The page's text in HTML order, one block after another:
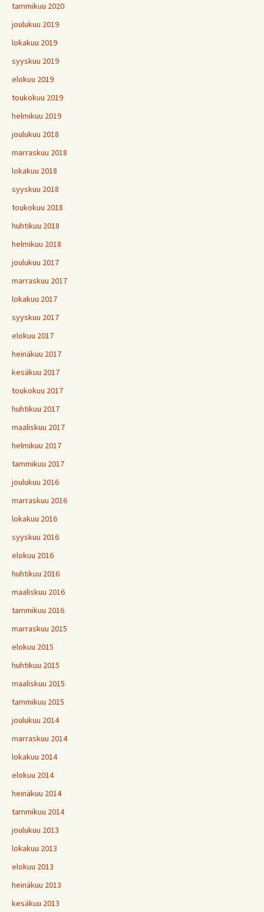
tammikuu 2020
joulukuu 2019
lokakuu 2019
syyskuu 2019
elokuu 2019
toukokuu 2019
helmikuu 2019
joulukuu 2018
marraskuu 2018
lokakuu 2018
syyskuu 2018
toukokuu 2018
huhtikuu 2018
helmikuu 2018
joulukuu 2017
marraskuu 2017
lokakuu 2017
syyskuu 2017
elokuu 2017
heinäkuu 2017
kesäkuu 2017
toukokuu 2017
huhtikuu 2017
maaliskuu 2017
helmikuu 2017
tammikuu 2017
joulukuu 2016
marraskuu 2016
lokakuu 2016
syyskuu 2016
elokuu 2016
huhtikuu 2016
maaliskuu 2016
tammikuu 2016
marraskuu 2015
elokuu 2015
huhtikuu 2015
maaliskuu 2015
tammikuu 2015
joulukuu 2014
marraskuu 2014
lokakuu 2014
elokuu 2014
heinäkuu 2014
tammikuu 2014
joulukuu 2013
lokakuu 2013
elokuu 2013
heinäkuu 2013
kesäkuu 2013